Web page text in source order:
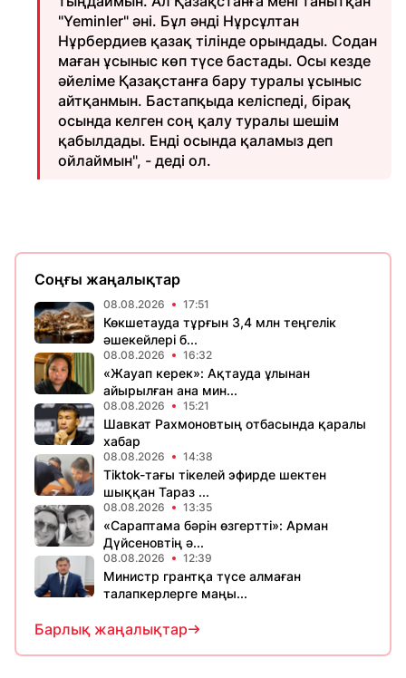
"Yeminler" әні. Бұл әнді Нұрсұлтан
Нұрбердиев қазақ тілінде орындады. Содан
маған ұсыныс көп түсе бастады. Осы кезде
әйеліме Қазақстанға бару туралы ұсыныс
айтқанмын. Бастапқыда келіспеді, бірақ
осында келген соң қалу туралы шешім
қабылдады. Енді осында қаламыз деп
ойлаймын", - деді ол.
Соңғы жаңалықтар
08.08.2026 17:51
Көкшетауда тұрғын 3,4 млн теңгелік
әшекейлері б...
08.08.2026 16:32
«Жауап керек»: Ақтауда ұлынан
айырылған ана мин...
08.08.2026 15:21
Шавкат Рахмоновтың отбасында қаралы
хабар
08.08.2026 14:38
Tiktok-тағы тікелей эфирде шектен
шыққан Тараз ...
08.08.2026 13:35
«Сараптама бәрін өзгертті»: Арман
Дүйсеновтің ә...
08.08.2026 12:39
Министр грантқа түсе алмаған
талапкерлерге маңы...
Барлық жаңалықтар